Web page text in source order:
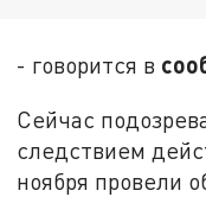
- говорится в
Сейчас
следствием
ноября провели